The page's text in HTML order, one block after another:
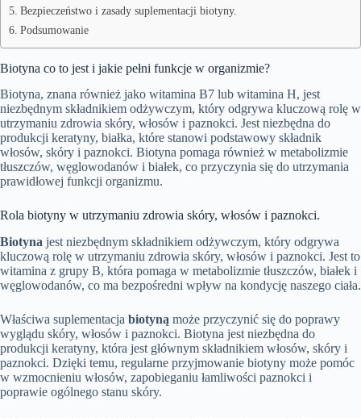
Bezpieczeństwo i zasady suplementacji biotyny.
Podsumowanie
Biotyna co to jest i jakie pełni funkcje w organizmie?
Biotyna, znana również jako witamina B7 lub witamina H, jest
niezbędnym składnikiem odżywczym, który odgrywa kluczową rolę w
utrzymaniu zdrowia skóry, włosów i paznokci. Jest niezbędna do
produkcji keratyny, białka, które stanowi podstawowy składnik
włosów, skóry i paznokci. Biotyna pomaga również w metabolizmie
tłuszczów, węglowodanów i białek, co przyczynia się do utrzymania
prawidłowej funkcji organizmu.
Rola biotyny w utrzymaniu zdrowia skóry, włosów i paznokci.
Biotyna jest niezbędnym składnikiem odżywczym, który odgrywa
kluczową rolę w utrzymaniu zdrowia skóry, włosów i paznokci. Jest to
witamina z grupy B, która pomaga w metabolizmie tłuszczów, białek i
węglowodanów, co ma bezpośredni wpływ na kondycję naszego ciała.
Właściwa suplementacja biotyną może przyczynić się do poprawy
wyglądu skóry, włosów i paznokci. Biotyna jest niezbędna do
produkcji keratyny, która jest głównym składnikiem włosów, skóry i
paznokci. Dzięki temu, regularne przyjmowanie biotyny może pomóc
w wzmocnieniu włosów, zapobieganiu łamliwości paznokci i
poprawie ogólnego stanu skóry.